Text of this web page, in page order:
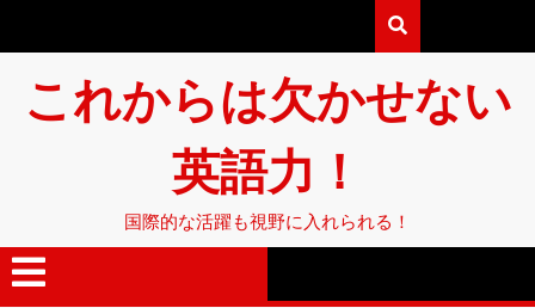
これからは欠かせない
英語力！
国際的な活躍も視野に入れられる！